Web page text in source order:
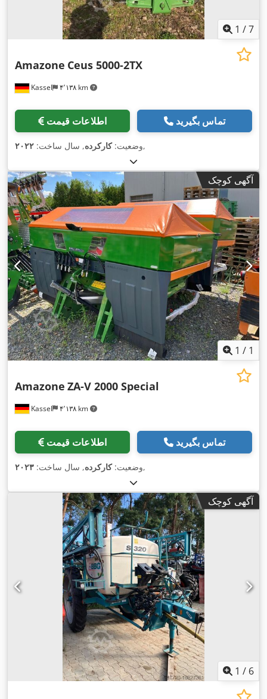
1 /7
Kassel ۴٬۱۳۸ km
Amazone Ceus 5000-2TX
اطلاعات قیمت تماس بگیرید
وضعیت:کارکرده, سال ساخت: ۲۰۲۲ ,
آگهی کوچک
1 / 1
Kassel ۴٬۱۳۸ km
Amazone ZA-V 2000 Special
اطلاعات قیمت تماس بگیرید
وضعیت:کارکرده, سال ساخت: ۲۰۲۳ ,
آگهی کوچک
1 / 6